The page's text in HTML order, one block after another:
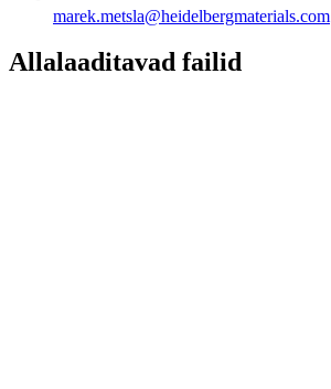
marek.metsla​@heidelbergmaterials.com
Allalaaditavad failid